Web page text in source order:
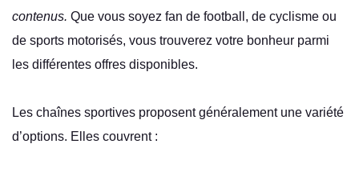
contenus. Que vous soyez fan de football, de cyclisme ou
de sports motorisés, vous trouverez votre bonheur parmi
les différentes offres disponibles.
Les chaînes sportives proposent généralement une variété
d’options. Elles couvrent :